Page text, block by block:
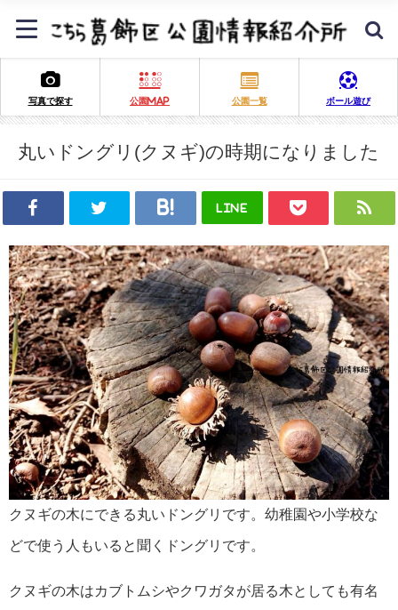
写真で探す 公園MAP 公園一覧 ボール遊び
丸いドングリ(クヌギ)の時期になりました
LINE
クヌギの木にできる丸いドングリです。幼稚園や小学校な
どで使う人もいると聞くドングリです。
クヌギの木はカブトムシやクワガタが居る木としても有名